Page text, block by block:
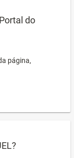
do
página,